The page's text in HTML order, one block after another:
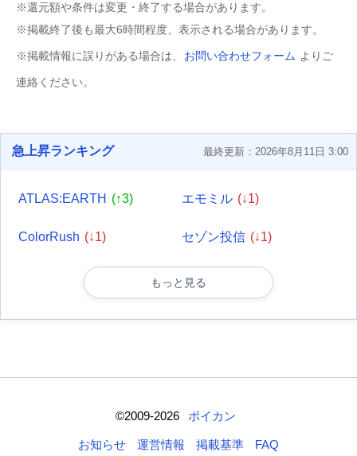
※還元額や条件は変更・終了する場合があります。
※掲載終了後も最大6時間程度、表示される場合があります。
※掲載情報に誤りがある場合は、 お問い合わせフォーム よりご
連絡ください。
急上昇ランキング 最終更新：2026年8月11日 3:00
ATLAS:EARTH (↑3) エモミル (↓1)
ColorRush (↓1) セゾン投信 (↓1)
もっと見る
©2009-2026 ポイカン
お知らせ 運営情報 掲載基準 FAQ